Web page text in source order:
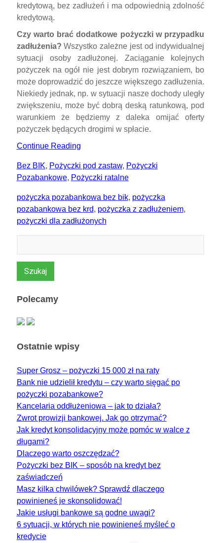
kredytową, bez zadłużeń i ma odpowiednią zdolność
kredytową.
Czy warto brać dodatkowe pożyczki w przypadku
zadłużenia? Wszystko zależne jest od indywidualnej
sytuacji osoby zadłużonej. Zaciąganie kolejnych
pożyczek na ogół nie jest dobrym rozwiązaniem, bo
może doprowadzić do jeszcze większego zadłużenia.
Niekiedy jednak, np. w sytuacji nasze dochody uległy
zwiększeniu, może być dobrą deską ratunkową, pod
warunkiem że będziemy z daleka omijać oferty
pożyczek będących drogimi w spłacie.
Continue Reading
Bez BIK, Pożyczki pod zastaw, Pożyczki
Pozabankowe, Pożyczki ratalne
pożyczka pozabankowa bez bik, pożyczka
pozabankowa bez krd, pożyczka z zadłużeniem,
pożyczki dla zadłużonych
Polecamy
Ostatnie wpisy
Super Grosz – pożyczki 15 000 zł na raty
Bank nie udzielił kredytu – czy warto sięgać po
pożyczki pozabankowe?
Kancelaria oddłużeniowa – jak to działa?
Zwrot prowizji bankowej. Jak go otrzymać?
Jak kredyt konsolidacyjny może pomóc w walce z
długami?
Dlaczego warto oszczędzać?
Pożyczki bez BIK – sposób na kredyt bez
zaświadczeń
Masz kilka chwilówek? Sprawdź dlaczego
powinieneś je skonsolidować!
Jakie usługi bankowe są godne uwagi?
6 sytuacji, w których nie powinieneś myśleć o
kredycie